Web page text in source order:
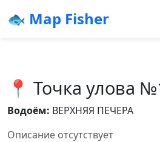
🐟 Map Fisher
📍 Точка улова
Водоём: ВЕРХНЯЯ ПЕЧЕРА
Описание отсутствует